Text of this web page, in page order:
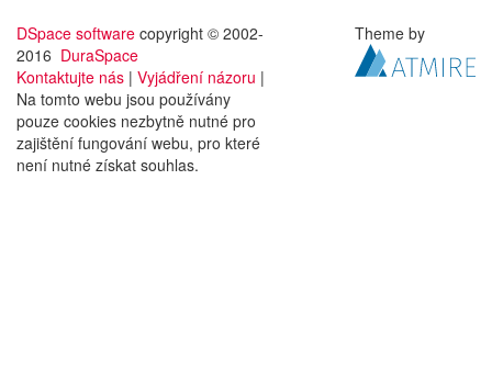
DSpace software copyright © 2002-
2016 DuraSpace
Kontaktujte nás | Vyjádření názoru |
Na tomto webu jsou používány
pouze cookies nezbytně nutné pro
zajištění fungování webu, pro které
není nutné získat souhlas.
Theme by